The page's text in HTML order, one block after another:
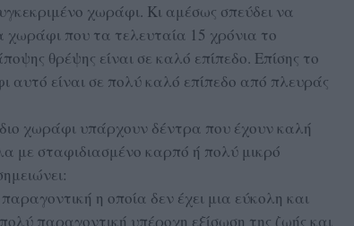
χωράφι. Κι αμέσως σπεύδει να
χωράφι που τα τελευταία 15 χρόνια το
θρέψης είναι σε καλό επίπεδο. Επίσης το
αυτό είναι σε πολύ καλό επίπεδο από πλευράς
χωράφι υπάρχουν δέντρα που έχουν καλή
με σταφιδιασμένο καρπό ή πολύ μικρό
η οποία δεν έχει μια εύκολη και
παραγοντική υπέροχη εξίσωση της ζωής και